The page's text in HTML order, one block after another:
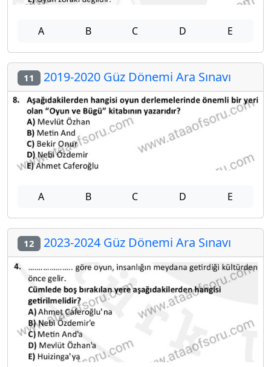
A B C D E
11 2019-2020 Güz Dönemi Ara Sınavı
A B C D E
12 2023-2024 Güz Dönemi Ara Sınavı